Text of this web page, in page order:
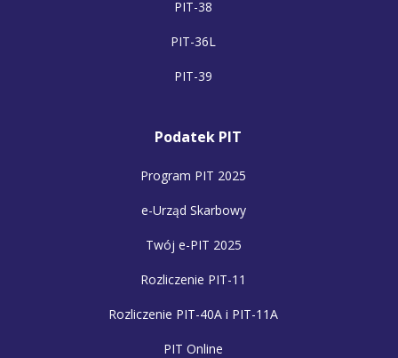
PIT-38
PIT-36L
PIT-39
Podatek PIT
Program PIT 2025
e-Urząd Skarbowy
Twój e-PIT 2025
Rozliczenie PIT-11
Rozliczenie PIT-40A i PIT-11A
PIT Online